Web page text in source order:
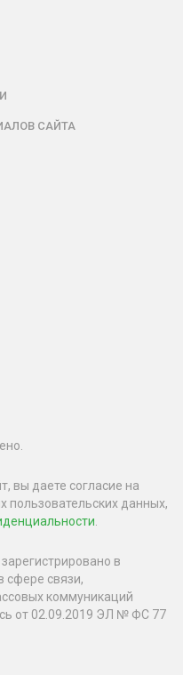
САЙТА
вы даете согласие на
пользовательских данных,
зарегистрировано в
сфере связи,
коммуникаций
от 02.09.2019 ЭЛ № ФС 77